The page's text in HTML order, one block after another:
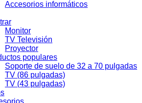
Accesorios informáticos
Monitor
TV Televisión
Proyector
populares
Soporte de suelo de 32 a 70 pulgadas
TV (86 pulgadas)
TV (43 pulgadas)